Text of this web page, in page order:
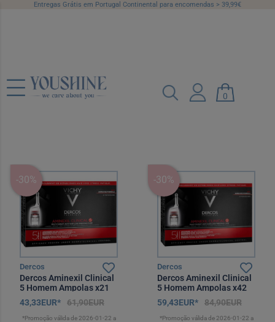
Entregas Grátis em Portugal Continental para encomendas > 39,99€
0
Campanhas
Marcas
-30%
Dercos
Dercos Aminexil Clinical
5 Homem Ampolas x21
43,33EUR*
61,90EUR
*Promoção válida de 2026-01-22 a
-30%
Dercos
Dercos Aminexil Clinical
5 Homem Ampolas x42
59,43EUR*
84,90EUR
*Promoção válida de 2026-01-22 a